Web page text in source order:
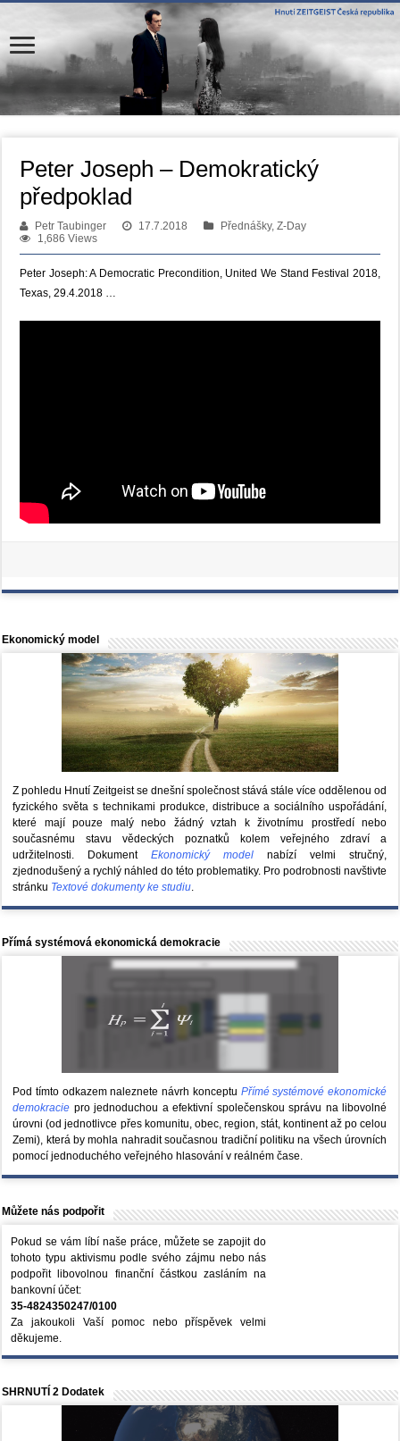
Peter Joseph – Demokratický
předpoklad
Petr Taubinger 17.7.2018
Přednášky, Z-Day
1,686 Views
Peter Joseph: A Democratic Precondition, United We Stand Festival 2018,
Texas, 29.4.2018 …
Ekonomický model
Z pohledu Hnutí Zeitgeist se dnešní společnost stává stále více oddělenou od
fyzického světa s technikami produkce, distribuce a sociálního uspořádání,
které mají pouze malý nebo žádný vztah k životnímu prostředí nebo
současnému stavu vědeckých poznatků kolem veřejného zdraví a
udržitelnosti. DokumentEkonomický model nabízí velmi stručný,
zjednodušený a rychlý náhled do této problematiky. Pro podrobnosti navštivte
stránku Textové dokumenty ke studiu.
Přímá systémová ekonomická demokracie
Pod tímto odkazem naleznete návrh konceptu Přímé systémové ekonomické
demokracie pro jednoduchou a efektivní společenskou správu na libovolné
úrovni (od jednotlivce přes komunitu, obec, region, stát, kontinent až po celou
Zemi), která by mohla nahradit současnou tradiční politiku na všech úrovních
pomocí jednoduchého veřejného hlasování v reálném čase.
Můžete nás podpořit
Pokud se vám líbí naše práce, můžete se zapojit do
tohoto typu aktivismu podle svého zájmu nebo nás
podpořit libovolnou finanční částkou zasláním na
bankovní účet:
35-4824350247/0100
Za jakoukoli Vaší pomoc nebo příspěvek velmi
děkujeme.
SHRNUTÍ 2 Dodatek